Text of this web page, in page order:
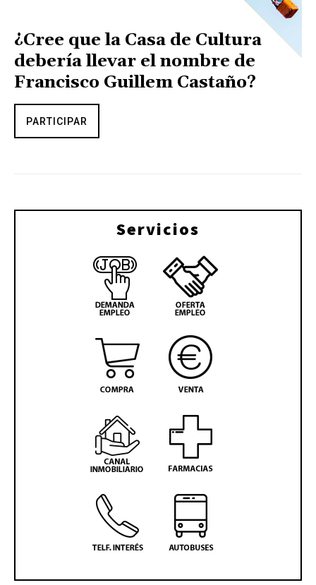
¿Cree que la Casa de Cultura
debería llevar el nombre de
Francisco Guillem Castaño?
PARTICIPAR
Servicios